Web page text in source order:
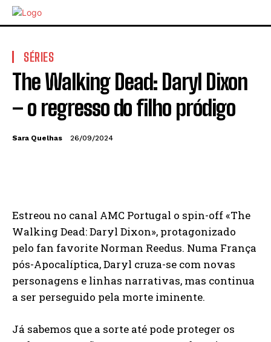
SÉRIES
The Walking Dead: Daryl Dixon
– o regresso do filho pródigo
Sara Quelhas 26/09/2024
Estreou no canal AMC Portugal o spin-off «The
Walking Dead: Daryl Dixon», protagonizado
pelo fan favorite Norman Reedus. Numa França
pós-Apocalíptica, Daryl cruza-se com novas
personagens e linhas narrativas, mas continua
a ser perseguido pela morte iminente.
Já sabemos que a sorte até pode proteger os